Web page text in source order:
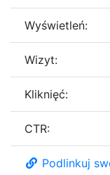
Wyświetleń:
Wizyt:
Kliknięć:
CTR:
Podlinkuj